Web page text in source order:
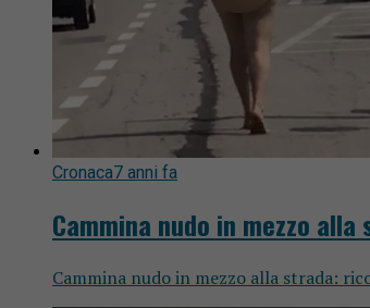
Cronaca7 anni fa
Cammina nudo in mezzo
Cammina nudo in mezzo alla strada: